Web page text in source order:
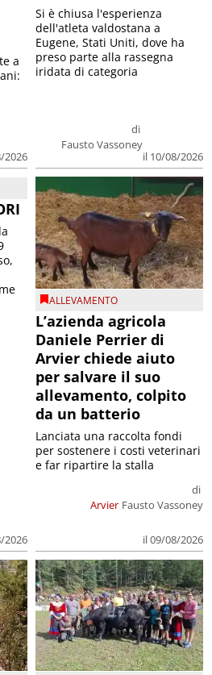
2026
a
di
Fausto Vassoney
il 10/08/2026
Si è chiusa l'esperienza
dell'atleta valdostana a
Eugene, Stati Uniti, dove ha
preso parte alla rassegna
iridata di categoria
2026
ALLEVAMENTO
L’azienda agricola
Daniele Perrier di
Arvier chiede aiuto
per salvare il suo
allevamento, colpito
da un batterio
Arvier
di
Fausto Vassoney
il 09/08/2026
Lanciata una raccolta fondi
per sostenere i costi veterinari
e far ripartire la stalla